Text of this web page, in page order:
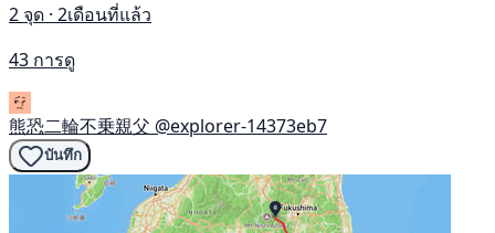
2 จุด · 2เดือนที่แล้ว
43 การดู
熊恐二輪不乗親父 @explorer-14373eb7
บันทึก